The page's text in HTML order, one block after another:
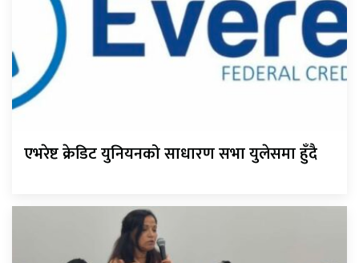
एभरेष्ट क्रेडिट युनियनको साधारण सभा युलेसमा हुँदै